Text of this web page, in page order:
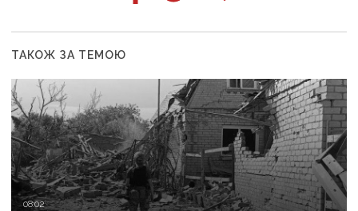
ТАКОЖ ЗА ТЕМОЮ
08:02